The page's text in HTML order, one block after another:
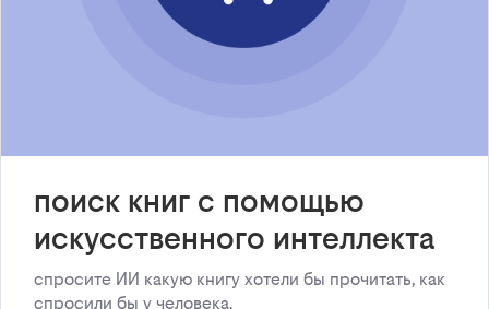
поиск книг с помощью
искусственного интеллекта
спросите ИИ какую книгу хотели бы прочитать, как
спросили бы у человека.